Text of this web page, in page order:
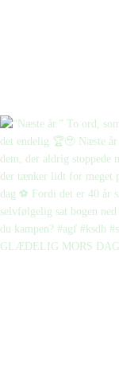
GLÆDELIG MORS DAG